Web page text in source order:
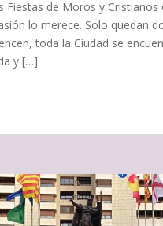
Fiestas de Moros y Cristianos
lo merece. Solo quedan
toda la Ciudad se
y […]